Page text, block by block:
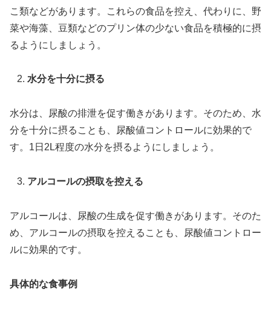
こ類などがあります。これらの食品を控え、代わりに、野
菜や海藻、豆類などのプリン体の少ない食品を積極的に摂
るようにしましょう。
水分を十分に摂る
水分は、尿酸の排泄を促す働きがあります。そのため、水
分を十分に摂ることも、尿酸値コントロールに効果的で
す。1日2L程度の水分を摂るようにしましょう。
アルコールの摂取を控える
アルコールは、尿酸の生成を促す働きがあります。そのた
め、アルコールの摂取を控えることも、尿酸値コントロー
ルに効果的です。
具体的な食事例